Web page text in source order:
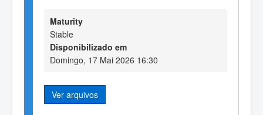
Maturity
Stable
Disponibilizado em
Domingo, 17 Mai 2026 16:30
Ver arquivos